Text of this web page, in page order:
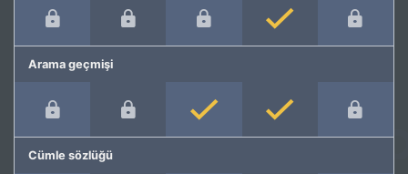
Arama geçmişi
Cümle sözlüğü